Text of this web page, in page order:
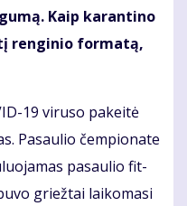
Kaip ka­ran­ti­no
ren­gi­nio for­ma­tą,
19 vi­ru­so pa­kei­tė
Pa­sau­lio čem­pio­na­te
pa­sau­lio fit­
griež­tai lai­ko­ma­si